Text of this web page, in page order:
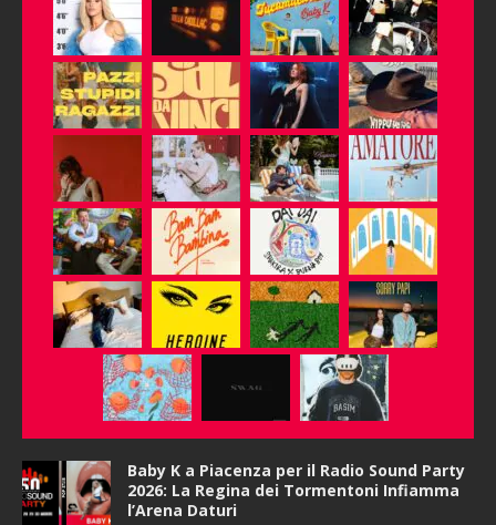
Baby K a Piacenza per il Radio Sound Party
2026: La Regina dei Tormentoni Infiamma
l’Arena Daturi